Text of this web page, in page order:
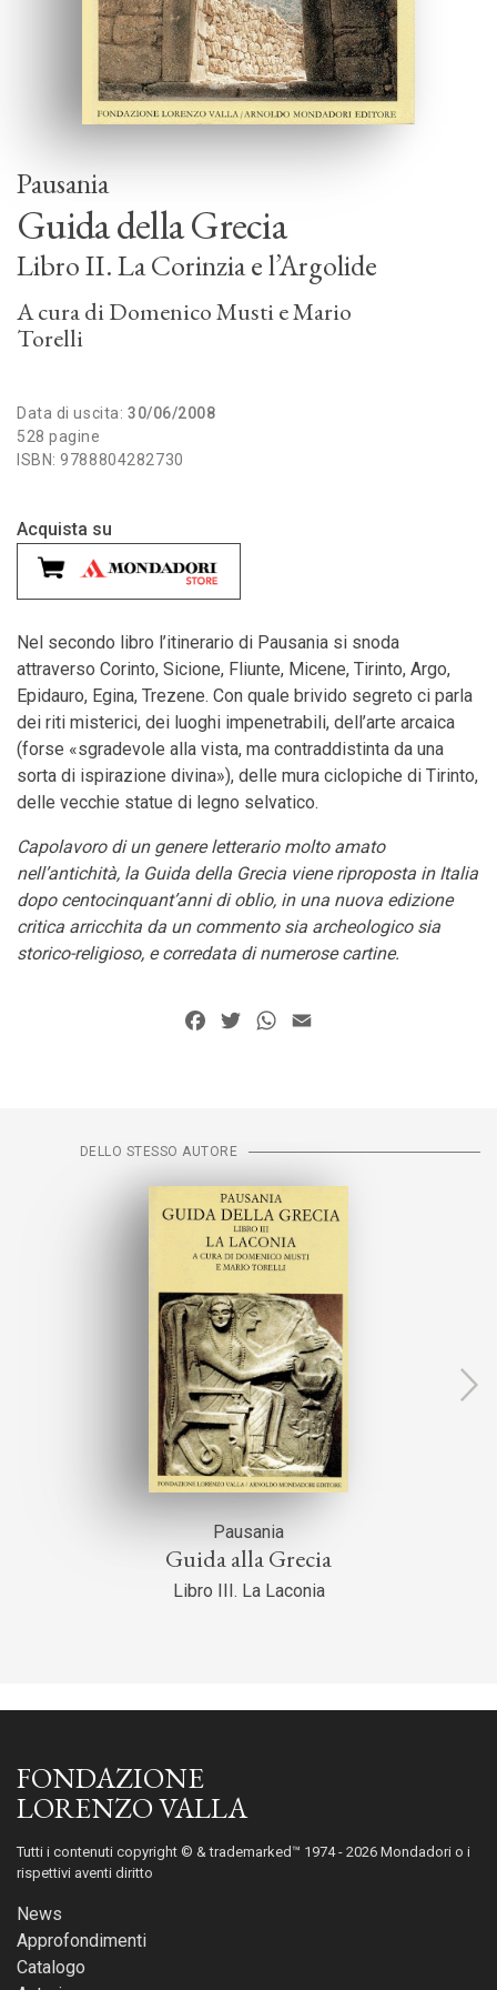
Pausania
Guida della Grecia
Libro II. La Corinzia e l’Argolide
A cura diDomenico Musti Mario
Torelli
Data di uscita: 30/06/2008
528 pagine
ISBN: 9788804282730
Acquista su
Nel secondo libro l’itinerario di Pausania si snoda
attraverso Corinto, Sicione, Fliunte, Micene, Tirinto, Argo,
Epidauro, Egina, Trezene. Con quale brivido segreto ci parla
dei riti misterici, dei luoghi impenetrabili, dell’arte arcaica
(forse «sgradevole alla vista, ma contraddistinta da una
sorta di ispirazione divina»), delle mura ciclopiche di Tirinto,
delle vecchie statue di legno selvatico.
Capolavoro di un genere letterario molto amato
nell’antichità, la Guida della Grecia viene riproposta in Italia
dopo centocinquant’anni di oblio, in una nuova edizione
critica arricchita da un commento sia archeologico sia
storico-religioso, e corredata di numerose cartine.
FacebookTwitterWhatsApp
DELLO STESSO AUTORE
Pausania
Guida alla Grecia
Libro III. La Laconia
FONDAZIONE
LORENZO VALLA
Tutti i contenuti copyright © & trademarked™ 1974 - 2026 Mondadori o i
rispettivi aventi diritto
News
Approfondimenti
Catalogo